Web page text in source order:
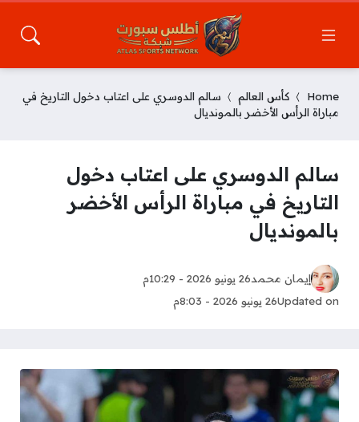
Home كأس العالم
سالم الدوسري على اعتاب دخول التاريخ في
مباراة الرأس الأخضر بالمونديال
سالم الدوسري على اعتاب دخول
التاريخ في مباراة الرأس الأخضر
بالمونديال
إيمان محمد26 يونيو 2026 - 10:29م
Updated on26 يونيو 2026 - 8:03م